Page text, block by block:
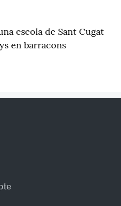
escola de Sant Cugat
en barracons